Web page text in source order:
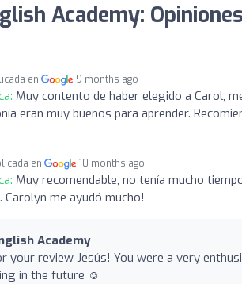
Academy: Opiniones
en 9 months ago
Muy contento de haber elegido a Carol,
eran muy buenos para aprender.
en 10 months ago
Muy recomendable, no tenía mucho
me ayudó mucho!
Academy
your review Jesús! You were a very
in the future ☺️